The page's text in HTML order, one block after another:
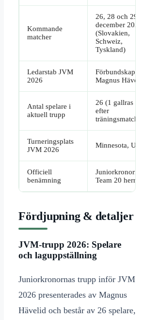
Kommande
matcher
26, 28 och 29
december 2026
(Slovakien,
Schweiz,
Tyskland)
Ledarstab JVM
2026
Förbundskapten
Magnus Hävelid
Antal spelare i
aktuell trupp
26 (1 gallras
efter
träningsmatcher)
Turneringsplats
JVM 2026
Minnesota, USA
Officiell
benämning
Juniorkronorna /
Team 20 herr
Fördjupning & detaljer
JVM-trupp 2026: Spelare
och laguppställning
Juniorkronornas trupp inför JVM
2026 presenterades av Magnus
Hävelid och består av 26 spelare,